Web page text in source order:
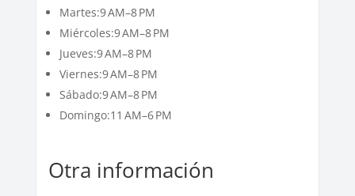
Martes:9 AM–8 PM
Miércoles:9 AM–8 PM
Jueves:9 AM–8 PM
Viernes:9 AM–8 PM
Sábado:9 AM–8 PM
Domingo:11 AM–6 PM
Otra información